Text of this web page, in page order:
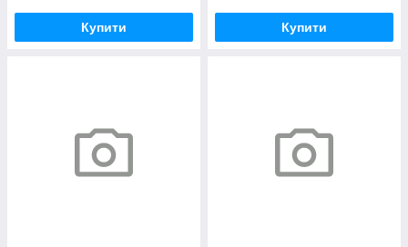
Купити Купити